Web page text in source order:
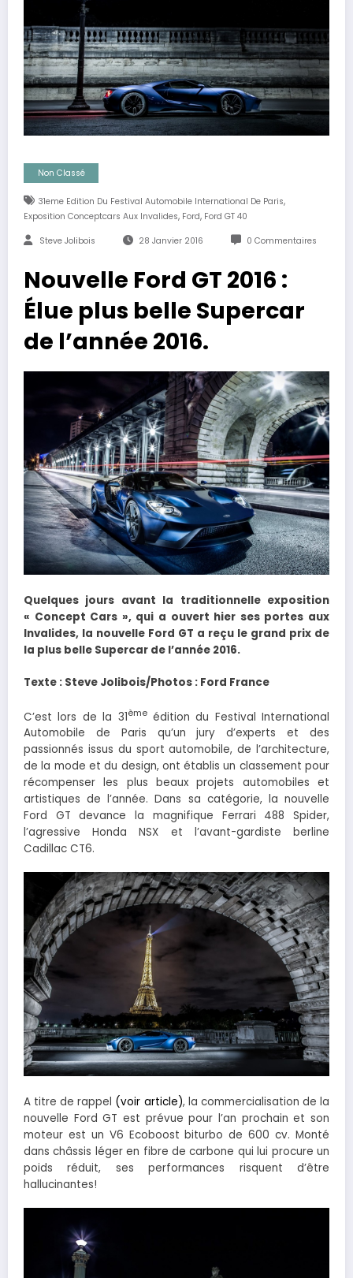
Non Classé
31eme Edition Du Festival Automobile International De Paris,
Exposition Conceptcars Aux Invalides, Ford, Ford GT 40
Steve Jolibois 28 Janvier 2016 0 Commentaires
Nouvelle Ford GT 2016 :
Élue plus belle Supercar
de l’année 2016.
Quelques jours avant la traditionnelle exposition
« Concept Cars », qui a ouvert hier ses portes aux
Invalides, la nouvelle Ford GT a reçu le grand prix de
la plus belle Supercar de l’année 2016.
Texte : Steve Jolibois/Photos : Ford France
C’est lors de la 31èmeédition du Festival International
Automobile de Paris qu’un jury d’experts et des
passionnés issus du sport automobile, de l’architecture,
de la mode et du design, ont établis un classement pour
récompenser les plus beaux projets automobiles et
artistiques de l’année. Dans sa catégorie, la nouvelle
Ford GT devance la magnifique Ferrari 488 Spider,
l’agressive Honda NSX et l’avant-gardiste berline
Cadillac CT6.
A titre de rappel (voir article), la commercialisation de la
nouvelle Ford GT est prévue pour l’an prochain et son
moteur est un V6 Ecoboost biturbo de 600 cv. Monté
dans châssis léger en fibre de carbone qui lui procure un
poids réduit, ses performances risquent d’être
hallucinantes!